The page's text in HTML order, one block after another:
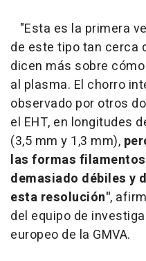
"Esta es la primera
de este tipo tan cerca
dicen más sobre
al plasma. El chorro
observado por otros
el EHT, en longitudes
(3,5 mm y 1,3 mm),
las formas
demasiado débiles y
esta resolución",
del equipo de
europeo de la GMVA.